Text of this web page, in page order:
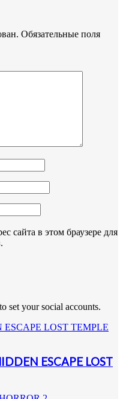
Обязательные поля
сайта в этом браузере для
set your social accounts.
LOST TEMPLE
ESCAPE LOST